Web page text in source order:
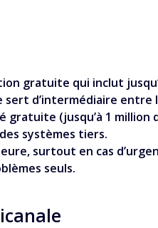
gratuite qui inclut
d’intermédiaire entre
(jusqu’à 1
systèmes tiers.
surtout en cas
seuls.